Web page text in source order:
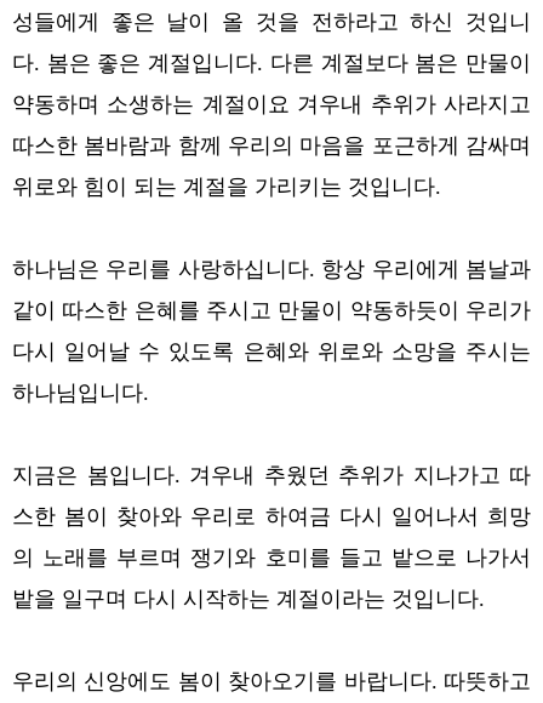
성들에게 좋은 날이 올 것을 전하라고 하신 것입니
다. 봄은 좋은 계절입니다. 다른 계절보다 봄은 만물이
약동하며 소생하는 계절이요 겨우내 추위가 사라지고
따스한 봄바람과 함께 우리의 마음을 포근하게 감싸며
위로와 힘이 되는 계절을 가리키는 것입니다.
하나님은 우리를 사랑하십니다. 항상 우리에게 봄날과
같이 따스한 은혜를 주시고 만물이 약동하듯이 우리가
다시 일어날 수 있도록 은혜와 위로와 소망을 주시는
하나님입니다.
지금은 봄입니다. 겨우내 추웠던 추위가 지나가고 따
스한 봄이 찾아와 우리로 하여금 다시 일어나서 희망
의 노래를 부르며 쟁기와 호미를 들고 밭으로 나가서
밭을 일구며 다시 시작하는 계절이라는 것입니다.
우리의 신앙에도 봄이 찾아오기를 바랍니다. 따뜻하고